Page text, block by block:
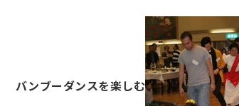
バンブーダンスを楽しむ